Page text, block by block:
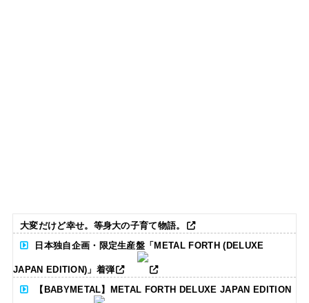
大変だけど幸せ。等身大の子育て物語。
日本独自企画・限定生産盤「METAL FORTH (DELUXE
JAPAN EDITION)」着弾
【BABYMETAL】METAL FORTH DELUXE JAPAN EDITION